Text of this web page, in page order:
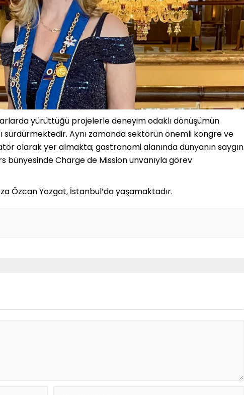
yürüttüğü projelerle deneyim odaklı dönüşümün
sürdürmektedir. Aynı zamanda sektörün önemli kongre ve
olarak yer almakta; gastronomi alanında dünyanın saygın
bünyesinde Charge de Mission unvanıyla görev
Özcan Yozgat, İstanbul’da yaşamaktadır.